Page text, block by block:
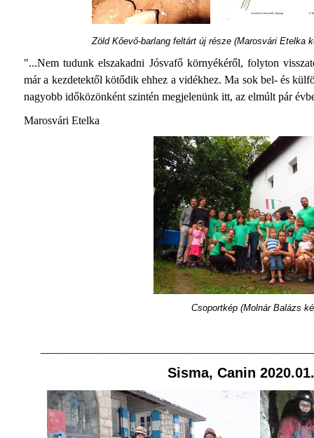
Zöld Kőevő-barlang feltárt új része (Marosvári Etelka
"...Nem tudunk elszakadni Jósvafő környékéről, folyton
már a kezdetektől kötődik ehhez a vidékhez. Ma sok bel- és
nagyobb időközönként szintén megjelenünk itt, az elmúlt pár
Marosvári Etelka
Csoportkép (Molnár Balázs
Sisma, Canin